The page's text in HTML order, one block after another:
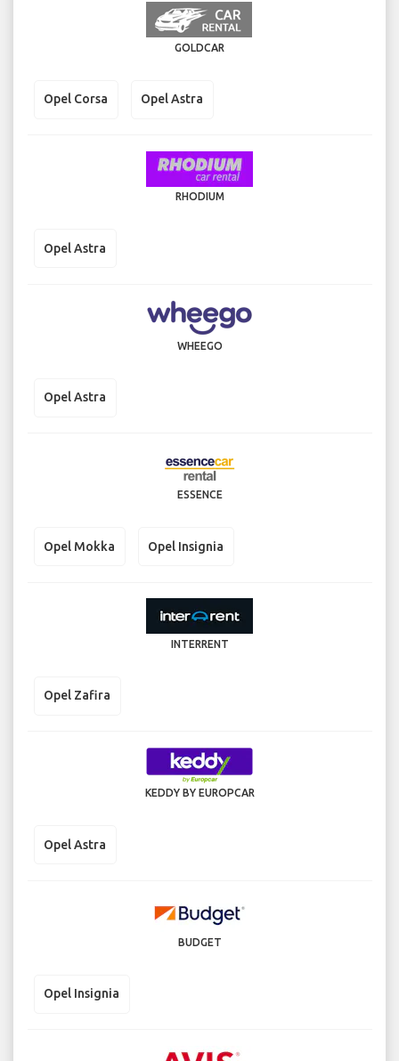
GOLDCAR
Opel Corsa Opel Astra
RHODIUM
Opel Astra
WHEEGO
Opel Astra
ESSENCE
Opel Mokka Opel Insignia
INTERRENT
Opel Zafira
KEDDY BY EUROPCAR
Opel Astra
BUDGET
Opel Insignia